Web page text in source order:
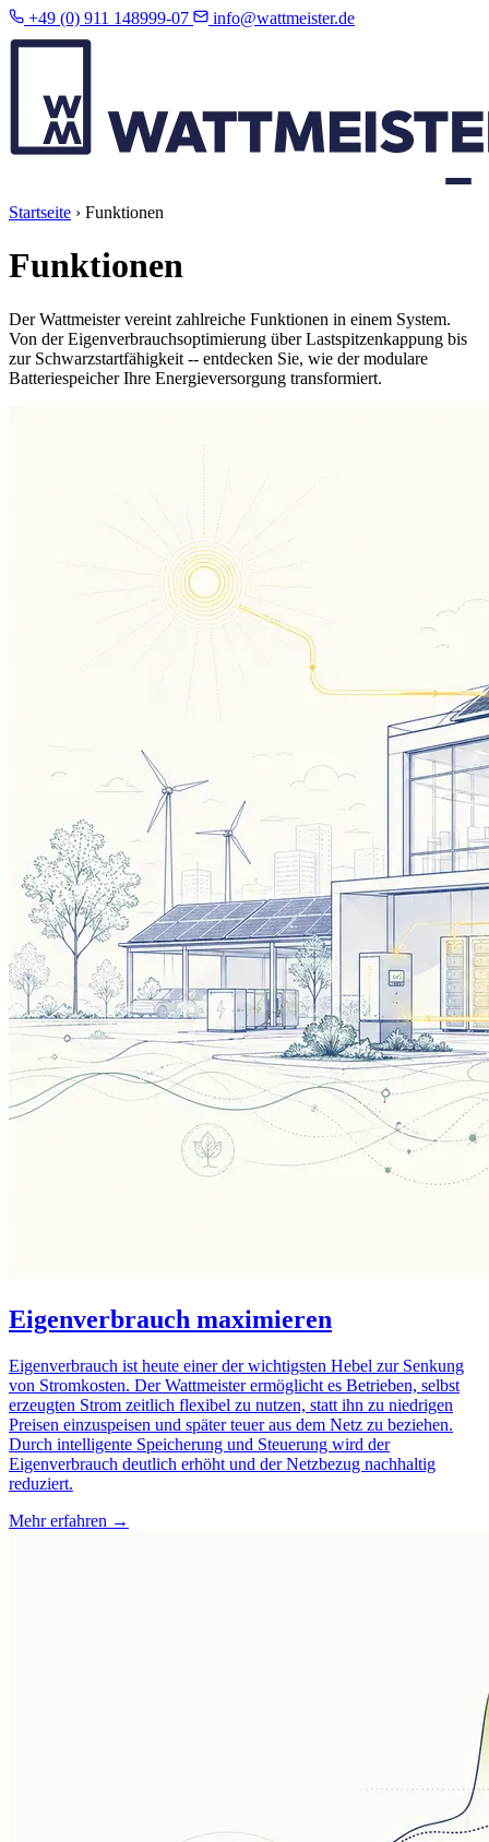
+49 (0) 911 148999-07 info@wattmeister.de
Startseite › Funktionen
Funktionen
Der Wattmeister vereint zahlreiche Funktionen in einem System.
Von der Eigenverbrauchsoptimierung über Lastspitzenkappung bis
zur Schwarzstartfähigkeit -- entdecken Sie, wie der modulare
Batteriespeicher Ihre Energieversorgung transformiert.
Eigenverbrauch maximieren
Eigenverbrauch ist heute einer der wichtigsten Hebel zur Senkung
von Stromkosten. Der Wattmeister ermöglicht es Betrieben, selbst
erzeugten Strom zeitlich flexibel zu nutzen, statt ihn zu niedrigen
Preisen einzuspeisen und später teuer aus dem Netz zu beziehen.
Durch intelligente Speicherung und Steuerung wird der
Eigenverbrauch deutlich erhöht und der Netzbezug nachhaltig
reduziert.
Mehr erfahren →